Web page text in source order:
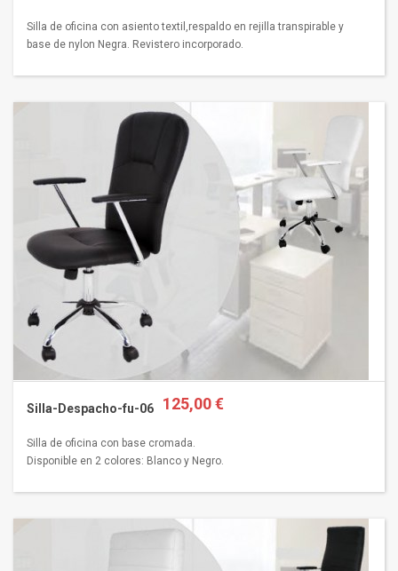
Silla de oficina con asiento textil,respaldo en rejilla transpirable y
base de nylon Negra. Revistero incorporado.
Silla-Despacho-fu-06 125,00 €
Silla de oficina con base cromada.
Disponible en 2 colores: Blanco y Negro.